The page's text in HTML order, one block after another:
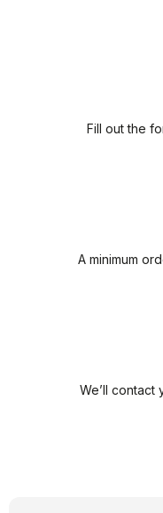
Fill out the
A minimum
We’ll contact